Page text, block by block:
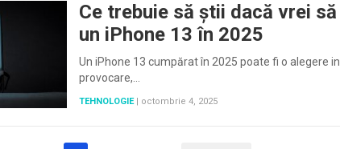
Ce trebuie să știi dacă vrei
un iPhone 13 în 2025
Un iPhone 13 cumpărat în 2025 poate fi o alegere
provocare,…
TEHNOLOGIE octombrie 4, 2025